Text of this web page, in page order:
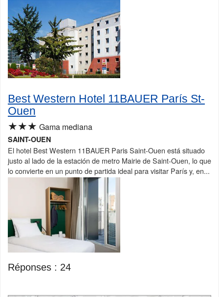
Best Western Hotel 11BAUER París St-
Ouen
★★★ Gama mediana
SAINT-OUEN
El hotel Best Western 11BAUER Paris Saint-Ouen está situado
justo al lado de la estación de metro Mairie de Saint-Ouen, lo que
lo convierte en un punto de partida ideal para visitar París y, en...
Réponses : 24